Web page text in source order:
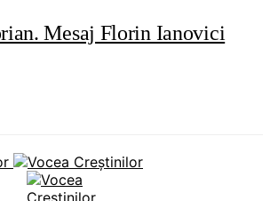
Mesaj Florin Ianovici